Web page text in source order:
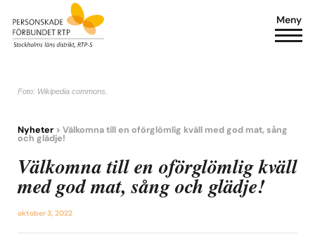
Meny
Foto: Wikipedia commons.
Nyheter > Välkomna till en oförglömlig kväll med god mat, sång
och glädje!
Välkomna till en oförglömlig kväll
med god mat, sång och glädje!
oktober 3, 2022